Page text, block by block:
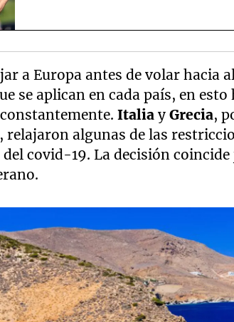
a Europa antes de volar hacia
se aplican en cada país, en
ItaliayGrecia,
relajaron algunas de las
covid-19. La decisión